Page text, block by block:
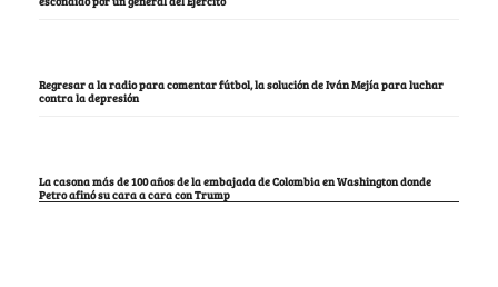
Regresar a la radio para comentar fútbol, la solución de Iván Mejía para luchar
contra la depresión
La casona más de 100 años de la embajada de Colombia en Washington donde
Petro afinó su cara a cara con Trump